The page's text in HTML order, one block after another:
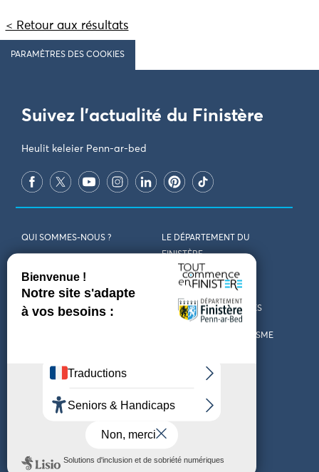
< Retour aux résultats
PARAMÈTRES DES COOKIES
Suivez l'actualité du Finistère
Heulit keleier Penn-ar-bed
QUI SOMMES-NOUS ?
LE DÉPARTEMENT DU
FINISTÈRE
REJOIGNEZ-NOUS VENIR EN FINISTÈRE
CONTACT CARTES ET BROCHURES
LES OFFICES DE TOURISME
D’ACCESSIBILITÉ